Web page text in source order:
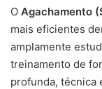
O Agachamento
mais eficientes
amplamente
treinamento de
profunda, técnica